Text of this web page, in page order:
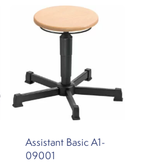
Assistant Basic A1-
09001